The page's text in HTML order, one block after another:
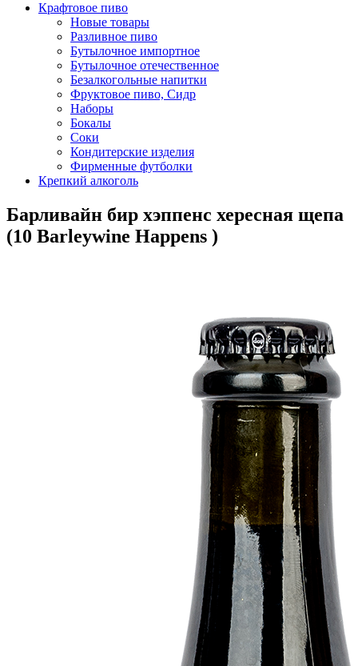
Крафтовое пиво
Новые товары
Разливное пиво
Бутылочное импортное
Бутылочное отечественное
Безалкогольные напитки
Фруктовое пиво, Сидр
Наборы
Бокалы
Соки
Кондитерские изделия
Фирменные футболки
Крепкий алкоголь
Барливайн бир хэппенс хересная щепа
(10 Barleywine Happens )